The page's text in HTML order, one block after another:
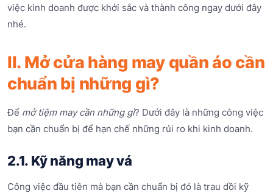
việc kinh doanh được khởi sắc và thành công ngay dưới đây
nhé.
II. Mở cửa hàng may quần áo cần
chuẩn bị những gì?
Để mở tiệm may cần những gì? Dưới đây là những công việc
bạn cần chuẩn bị để hạn chế những rủi ro khi kinh doanh.
2.1. Kỹ năng may vá
Công việc đầu tiên mà bạn cần chuẩn bị đó là trau dồi kỹ